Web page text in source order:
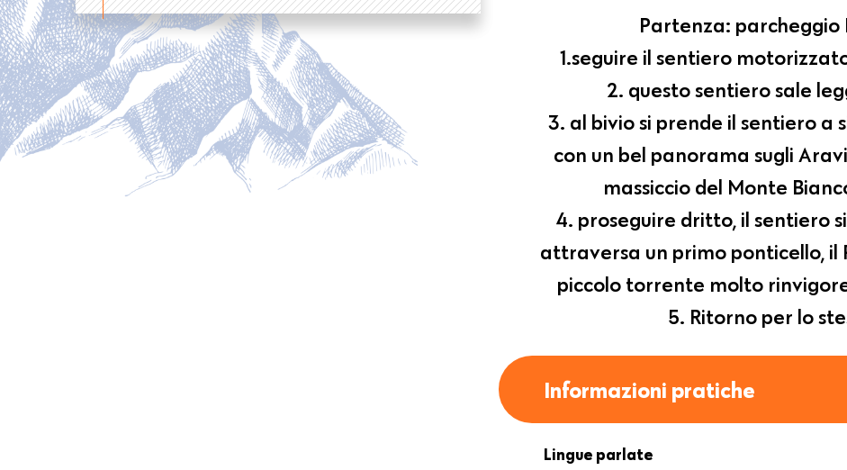
Partenza:
1.seguire il sentiero
2. questo sentiero sale
3. al bivio si prende il sentiero a
con un bel panorama sugli
massiccio del Monte
4. proseguire dritto, il sentiero
attraversa un primo ponticello, il
piccolo torrente molto
5. Ritorno per lo
Informazioni pratiche
Lingue parlate